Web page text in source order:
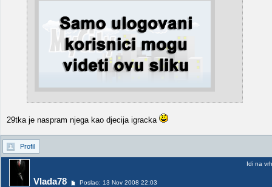
29tka je naspram njega kao djecija igracka
Profil
Vlada78 Poslao: 13 Nov 2008 22:03
Idi na vrh